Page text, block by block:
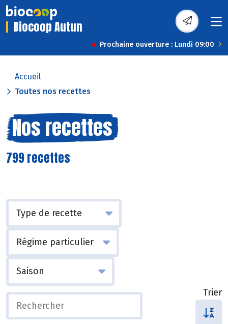
Biocoop Autun
Prochaine ouverture : Lundi 09:00
Accueil
Toutes nos recettes
Nos recettes
799 recettes
Trier